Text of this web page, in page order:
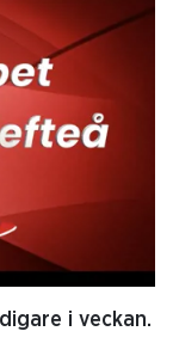
i veckan.